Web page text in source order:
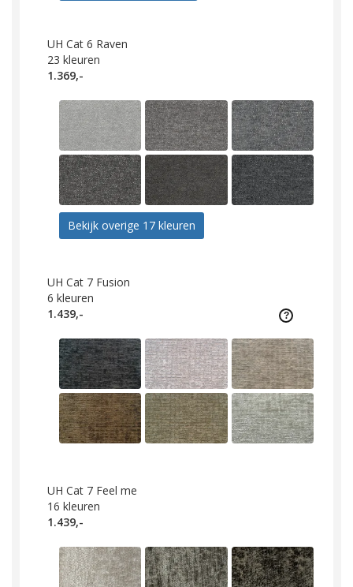
UH Cat 6 Raven
23 kleuren
1.369,-
Bekijk overige 17 kleuren
UH Cat 7 Fusion
6 kleuren
1.439,-
UH Cat 7 Feel me
16 kleuren
1.439,-